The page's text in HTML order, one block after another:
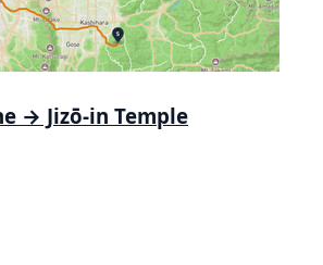
→ Jizō-in Temple